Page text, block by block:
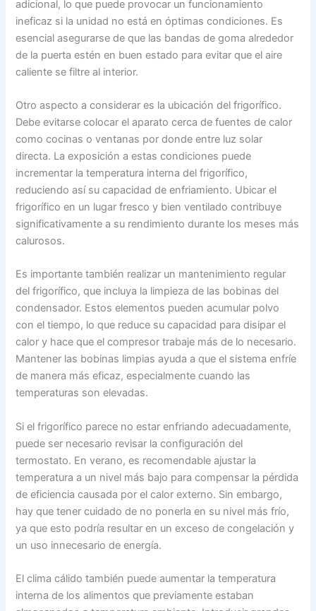
adicional, lo que puede provocar un funcionamiento
ineficaz si la unidad no está en óptimas condiciones. Es
esencial asegurarse de que las bandas de goma alrededor
de la puerta estén en buen estado para evitar que el aire
caliente se filtre al interior.
Otro aspecto a considerar es la ubicación del frigorífico.
Debe evitarse colocar el aparato cerca de fuentes de calor
como cocinas o ventanas por donde entre luz solar
directa. La exposición a estas condiciones puede
incrementar la temperatura interna del frigorífico,
reduciendo así su capacidad de enfriamiento. Ubicar el
frigorífico en un lugar fresco y bien ventilado contribuye
significativamente a su rendimiento durante los meses más
calurosos.
Es importante también realizar un mantenimiento regular
del frigorífico, que incluya la limpieza de las bobinas del
condensador. Estos elementos pueden acumular polvo
con el tiempo, lo que reduce su capacidad para disipar el
calor y hace que el compresor trabaje más de lo necesario.
Mantener las bobinas limpias ayuda a que el sistema enfríe
de manera más eficaz, especialmente cuando las
temperaturas son elevadas.
Si el frigorífico parece no estar enfriando adecuadamente,
puede ser necesario revisar la configuración del
termostato. En verano, es recomendable ajustar la
temperatura a un nivel más bajo para compensar la pérdida
de eficiencia causada por el calor externo. Sin embargo,
hay que tener cuidado de no ponerla en su nivel más frío,
ya que esto podría resultar en un exceso de congelación y
un uso innecesario de energía.
El clima cálido también puede aumentar la temperatura
interna de los alimentos que previamente estaban